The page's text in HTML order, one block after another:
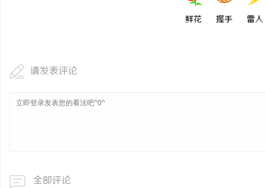
鲜花 握手 雷人
请发表评论
全部评论